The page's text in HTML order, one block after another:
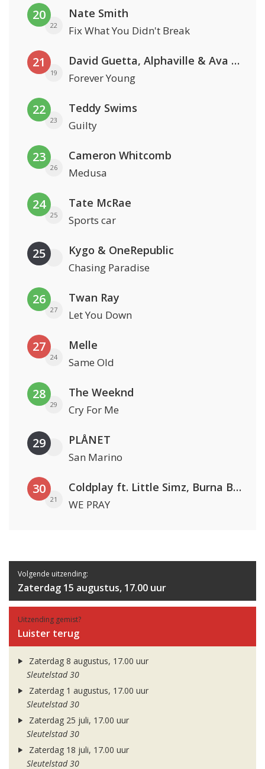
20
22
Nate Smith
Fix What You Didn't Break
21
19
David Guetta, Alphaville & Ava Max
Forever Young
22
23
Teddy Swims
Guilty
23
26
Cameron Whitcomb
Medusa
24
25
Tate McRae
Sports car
25 Kygo & OneRepublic
Chasing Paradise
26
27
Twan Ray
Let You Down
27
24
Melle
Same Old
28
29
The Weeknd
Cry For Me
29 PLÅNET
San Marino
30
21
Coldplay ft. Little Simz, Burna Boy, Elyanna & Tini
WE PRAY
Volgende uitzending:
Zaterdag 15 augustus, 17.00 uur
Uitzending gemist?
Luister terug
Zaterdag 8 augustus, 17.00 uur
Sleutelstad 30
Zaterdag 1 augustus, 17.00 uur
Sleutelstad 30
Zaterdag 25 juli, 17.00 uur
Sleutelstad 30
Zaterdag 18 juli, 17.00 uur
Sleutelstad 30